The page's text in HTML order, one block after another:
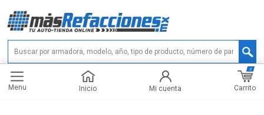
Menu Inicio Mi cuenta Carrito
0